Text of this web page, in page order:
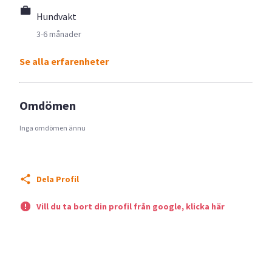
Hundvakt
3-6 månader
Se alla erfarenheter
Omdömen
Inga omdömen ännu
Dela Profil
Vill du ta bort din profil från google, klicka här